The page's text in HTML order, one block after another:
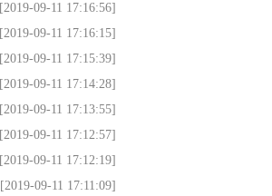
[2019-09-11 17:16:56]
[2019-09-11 17:16:15]
[2019-09-11 17:15:39]
[2019-09-11 17:14:28]
[2019-09-11 17:13:55]
[2019-09-11 17:12:57]
[2019-09-11 17:12:19]
[2019-09-11 17:11:09]